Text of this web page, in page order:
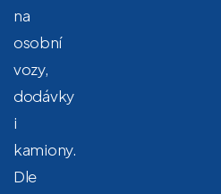
na
osobní
vozy,
dodávky
i
kamiony.
Dle